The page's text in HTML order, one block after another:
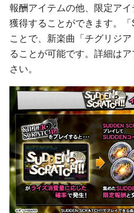
報酬アイテムの他、限定ア
獲得することができます。
ことで、新楽曲「チグリジ
ることが可能です。詳細は
さい。